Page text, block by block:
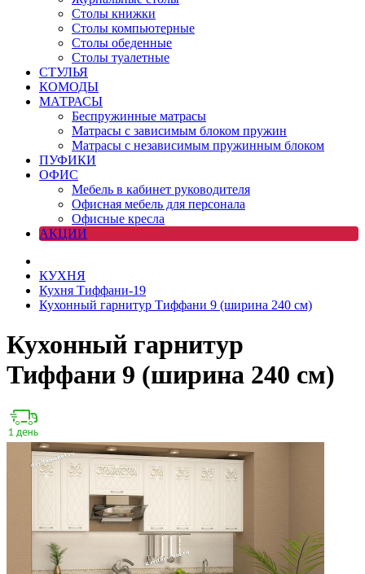
Столы книжки
Столы компьютерные
Столы обеденные
Столы туалетные
СТУЛЬЯ
КОМОДЫ
МАТРАСЫ
Беспружинные матрасы
Матрасы с зависимым блоком пружин
Матрасы с независимым пружинным блоком
ПУФИКИ
ОФИС
Мебель в кабинет руководителя
Офисная мебель для персонала
Офисные кресла
АКЦИИ
КУХНЯ
Кухня Тиффани-19
Кухонный гарнитур Тиффани 9 (ширина 240 см)
Кухонный гарнитур
Тиффани 9 (ширина 240 см)